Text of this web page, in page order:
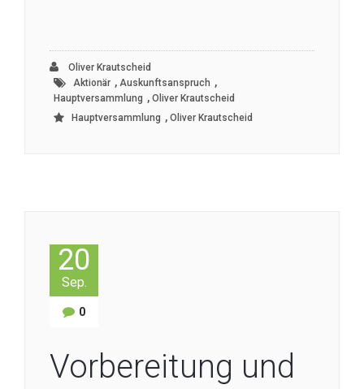
Oliver Krautscheid
Aktionär , Auskunftsanspruch ,
Hauptversammlung , Oliver Krautscheid
Hauptversammlung , Oliver Krautscheid
20
Sep.
0
Vorbereitung und